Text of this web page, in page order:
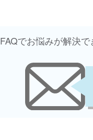
FAQでお悩みが解決